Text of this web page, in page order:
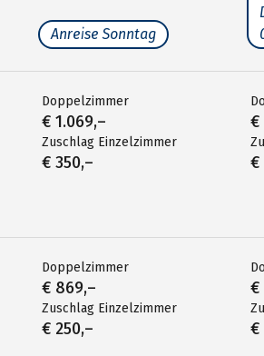
Anreise Sonntag
Doppelzimmer
€ 1.069,–
Zuschlag Einzelzimmer
€ 350,–
Doppelzimmer
€ 869,–
Zuschlag Einzelzimmer
€ 250,–
€
€
€
€